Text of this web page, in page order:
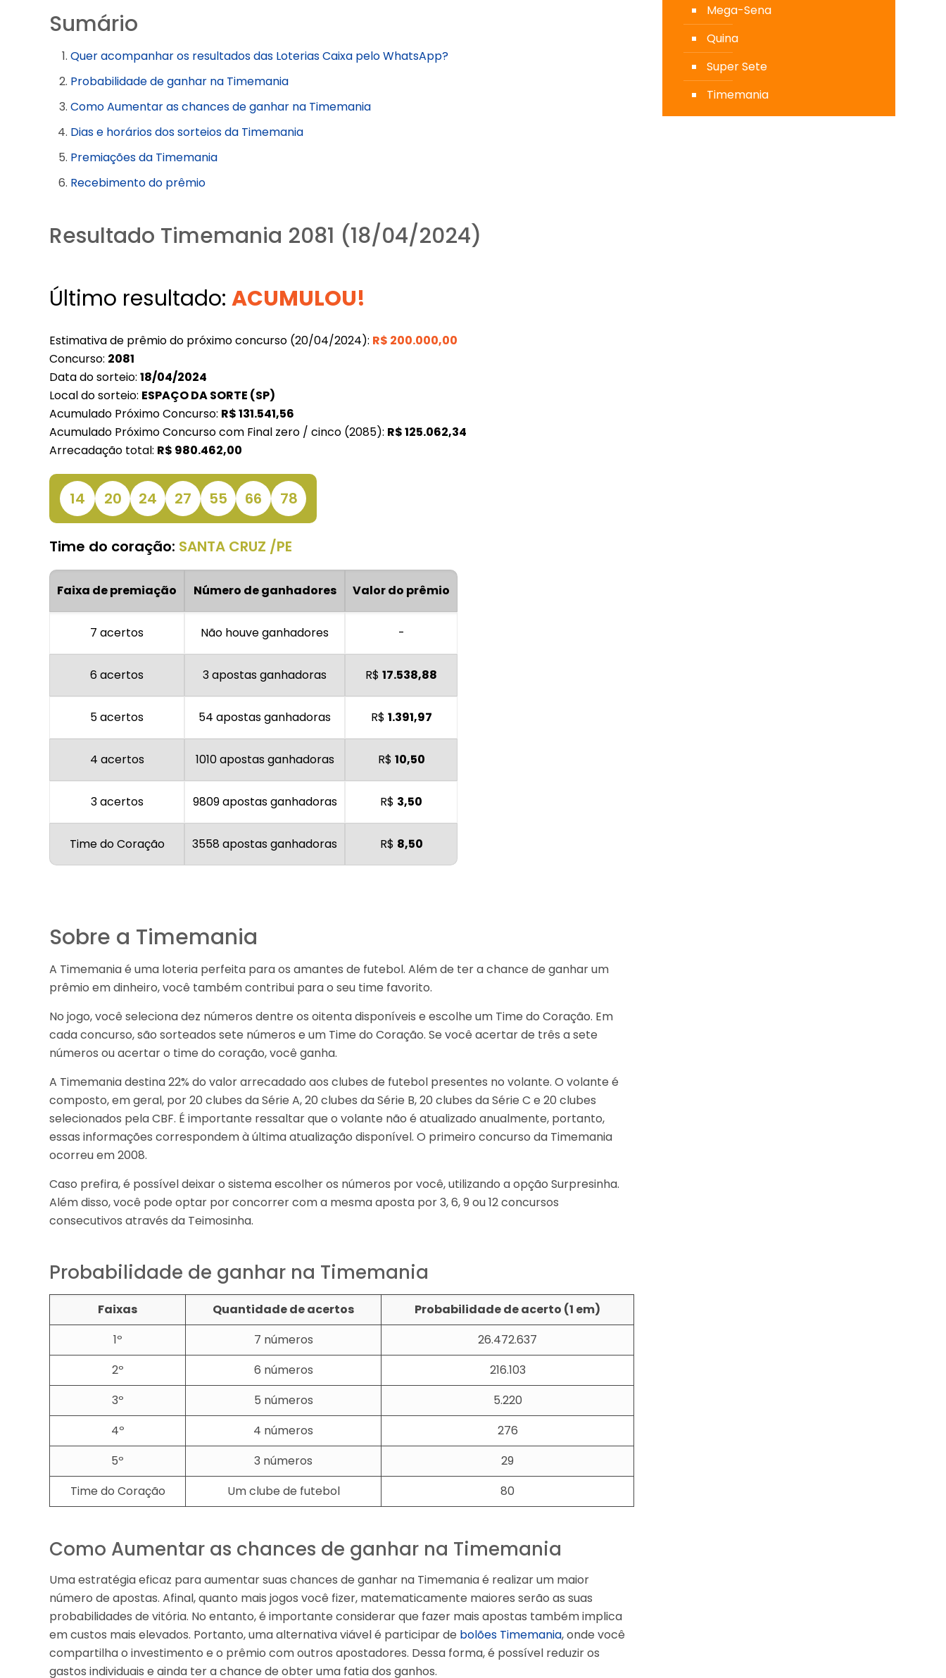
Sumário
Quer acompanhar os resultados das Loterias Caixa pelo WhatsApp?
Probabilidade de ganhar na Timemania
Como Aumentar as chances de ganhar na Timemania
Dias e horários dos sorteios da Timemania
Premiações da Timemania
Recebimento do prêmio
Resultado Timemania 2081 (18/04/2024)
Último resultado:ACUMULOU!
Estimativa de prêmio do próximo concurso (20/04/2024): R$ 200.000,00
Concurso: 2081
Data do sorteio:18/04/2024
Local do sorteio: ESPAÇO DA SORTE (SP)
Acumulado Próximo Concurso: R$131.541,56
Acumulado Próximo Concurso com Final zero / cinco (2085): R$125.062,34
Arrecadação total: R$ 980.462,00
14 20 24 27 55 66 78
Time do coração: SANTA CRUZ /PE
Faixa de premiação Número de ganhadores Valor do prêmio
7 acertos Não houve ganhadores -
6 acertos 3 apostas ganhadoras R$17.538,88
5 acertos 54 apostas ganhadoras R$ 1.391,97
4 acertos 1010 apostas ganhadoras R$ 10,50
3 acertos 9809 apostas ganhadoras R$ 3,50
Time do Coração 3558 apostas ganhadoras R$ 8,50
Sobre a Timemania
A Timemania é uma loteria perfeita para os amantes de futebol. Além de ter a chance de ganhar um
prêmio em dinheiro, você também contribui para o seu time favorito.
No jogo, você seleciona dez números dentre os oitenta disponíveis e escolhe um Time do Coração. Em
cada concurso, são sorteados sete números e um Time do Coração. Se você acertar de três a sete
números ou acertar o time do coração, você ganha.
A Timemania destina 22% do valor arrecadado aos clubes de futebol presentes no volante. O volante é
composto, em geral, por 20 clubes da Série A, 20 clubes da Série B, 20 clubes da Série C e 20 clubes
selecionados pela CBF. É importante ressaltar que o volante não é atualizado anualmente, portanto,
essas informações correspondem à última atualização disponível. O primeiro concurso da Timemania
ocorreu em 2008.
Caso prefira, é possível deixar o sistema escolher os números por você, utilizando a opção Surpresinha.
Além disso, você pode optar por concorrer com a mesma aposta por 3, 6, 9 ou 12 concursos
consecutivos através da Teimosinha.
Probabilidade de ganhar na Timemania
Faixas Quantidade de acertos
Probabilidade de acerto (1 em)
1º
7 números
26.472.637
2º
6 números
216.103
3º
5 números
5.220
4º
4 números
276
5º
3 números
29
Time do Coração
Um clube de futebol 80
Como Aumentar as chances de ganhar na Timemania
Uma estratégia eficaz para aumentar suas chances de ganhar na Timemania é realizar um maior
número de apostas. Afinal, quanto mais jogos você fizer, matematicamente maiores serão as suas
probabilidades de vitória. No entanto, é importante considerar que fazer mais apostas também implica
em custos mais elevados. Portanto, uma alternativa viável é participar de bolões Timemania, onde você
compartilha o investimento e o prêmio com outros apostadores. Dessa forma, é possível reduzir os
gastos individuais e ainda ter a chance de obter uma fatia dos ganhos.
Mega-Sena
Quina
Super Sete
Timemania